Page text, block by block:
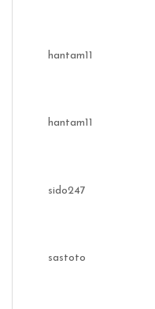
hantam11
hantam11
sido247
sastoto